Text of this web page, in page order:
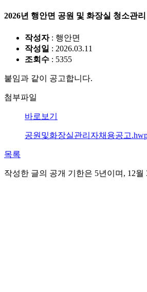
2026년 행안면 공원 및 화장실 청소관
작성자: 행안면
작성일 : 2026.03.11
조회수 : 5355
붙임과 같이 공고합니다.
첨부파일
바로보기
공원및화장실관리자채용공고
목록
작성한 글의 공개 기한은 5년이며, 12